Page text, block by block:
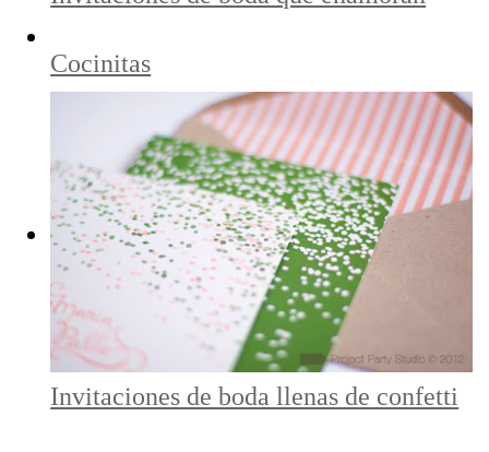
Cocinitas
Invitaciones de boda llenas de confetti